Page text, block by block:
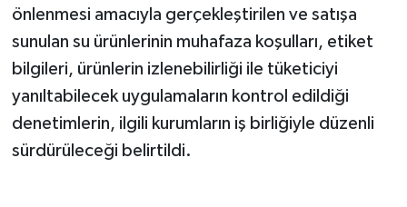
önlenmesi amacıyla gerçekleştirilen ve satışa
sunulan su ürünlerinin muhafaza koşulları, etiket
bilgileri, ürünlerin izlenebilirliği ile tüketiciyi
yanıltabilecek uygulamaların kontrol edildiği
denetimlerin, ilgili kurumların iş birliğiyle düzenli
sürdürüleceği belirtildi.